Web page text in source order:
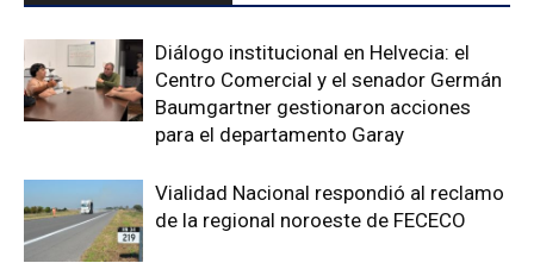
Diálogo institucional en Helvecia: el
Centro Comercial y el senador Germán
Baumgartner gestionaron acciones
para el departamento Garay
Vialidad Nacional respondió al reclamo
de la regional noroeste de FECECO